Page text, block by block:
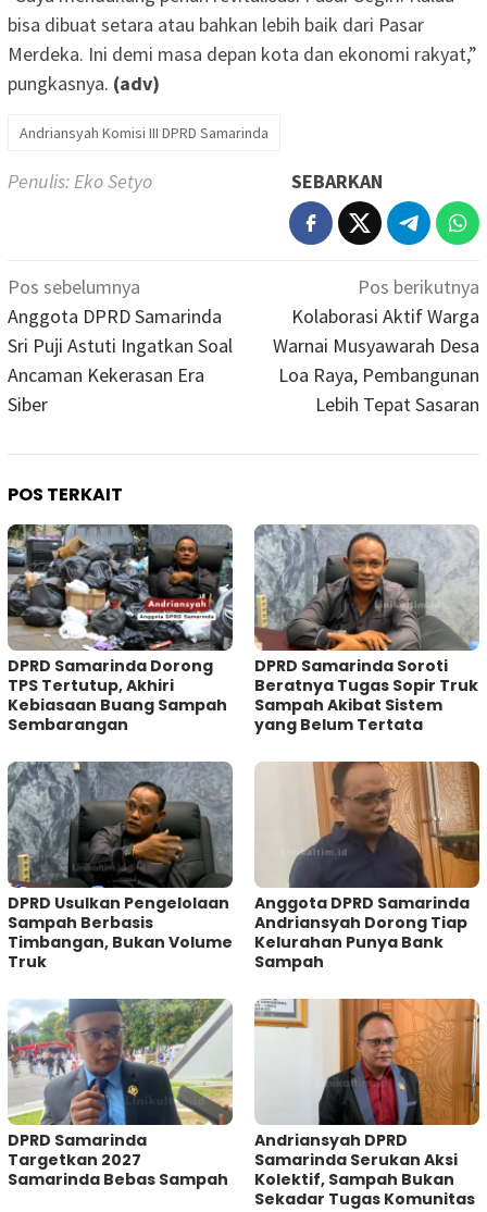
bisa dibuat setara atau bahkan lebih baik dari Pasar
Merdeka. Ini demi masa depan kota dan ekonomi rakyat,”
pungkasnya. (adv)
Andriansyah Komisi III DPRD Samarinda
Penulis: Eko Setyo SEBARKAN
Navigasi
pos
Pos sebelumnya
Anggota DPRD Samarinda
Sri Puji Astuti Ingatkan Soal
Ancaman Kekerasan Era
Siber
Pos berikutnya
Kolaborasi Aktif Warga
Warnai Musyawarah Desa
Loa Raya, Pembangunan
Lebih Tepat Sasaran
POS TERKAIT
DPRD Samarinda Dorong
TPS Tertutup, Akhiri
Kebiasaan Buang Sampah
Sembarangan
DPRD Samarinda Soroti
Beratnya Tugas Sopir Truk
Sampah Akibat Sistem
yang Belum Tertata
DPRD Usulkan Pengelolaan
Sampah Berbasis
Timbangan, Bukan Volume
Truk
Anggota DPRD Samarinda
Andriansyah Dorong Tiap
Kelurahan Punya Bank
Sampah
DPRD Samarinda
Targetkan 2027
Samarinda Bebas Sampah
Andriansyah DPRD
Samarinda Serukan Aksi
Kolektif, Sampah Bukan
Sekadar Tugas Komunitas